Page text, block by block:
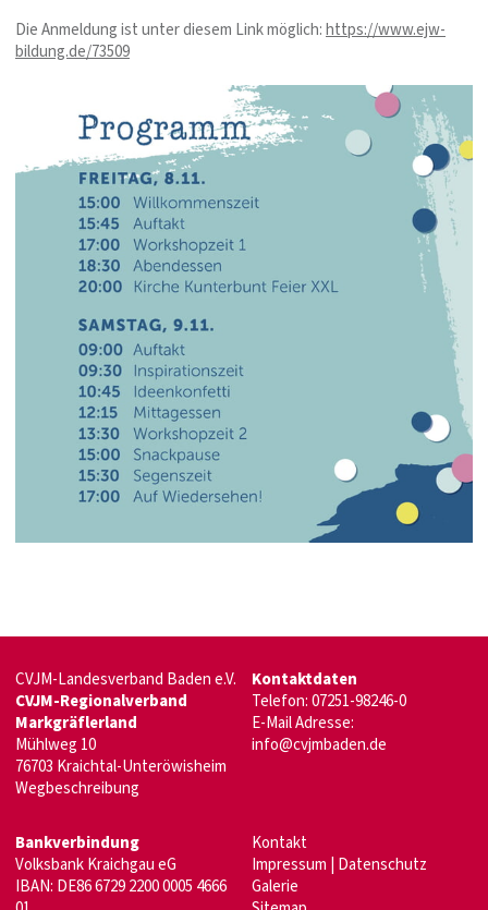
Die Anmeldung ist unter diesem Link möglich:https://www.ejw-
bildung.de/73509
CVJM-Landesverband Baden e.V.
CVJM-Regionalverband
Markgräflerland
Mühlweg 10
76703 Kraichtal-Unteröwisheim
Wegbeschreibung
Kontaktdaten
Telefon: 07251-98246-0
E-Mail Adresse:
info@cvjmbaden.de
Bankverbindung
Volksbank Kraichgau eG
IBAN: DE86 6729 2200 0005 4666
Kontakt
Impressum Datenschutz
Galerie